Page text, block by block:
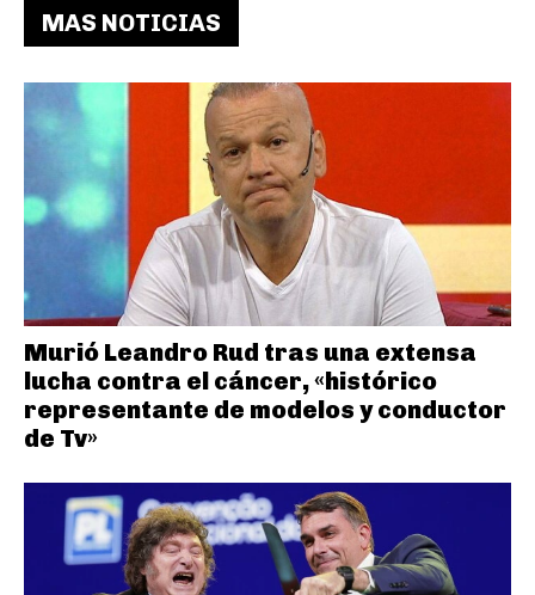
MAS NOTICIAS
Murió Leandro Rud tras una extensa
lucha contra el cáncer, «histórico
representante de modelos y conductor
de Tv»